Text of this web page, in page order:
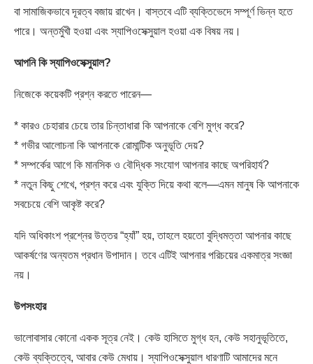
বা সামাজিকভাবে দূরত্ব বজায় রাখেন। বাস্তবে এটি ব্যক্তিভেদে সম্পূর্ণ ভিন্ন হতে
পারে। অন্তর্মুখী হওয়া এবং স্যাপিওসেক্সুয়াল হওয়া এক বিষয় নয়।
আপনি কি স্যাপিওসেক্সুয়াল?
নিজেকে কয়েকটি প্রশ্ন করতে পারেন—
* কারও চেহারার চেয়ে তার চিন্তাধারা কি আপনাকে বেশি মুগ্ধ করে?
* গভীর আলোচনা কি আপনাকে রোমান্টিক অনুভূতি দেয়?
* সম্পর্কের আগে কি মানসিক ও বৌদ্ধিক সংযোগ আপনার কাছে অপরিহার্য?
* নতুন কিছু শেখে, প্রশ্ন করে এবং যুক্তি দিয়ে কথা বলে—এমন মানুষ কি আপনাকে
সবচেয়ে বেশি আকৃষ্ট করে?
যদি অধিকাংশ প্রশ্নের উত্তর “হ্যাঁ” হয়, তাহলে হয়তো বুদ্ধিমত্তা আপনার কাছে
আকর্ষণের অন্যতম প্রধান উপাদান। তবে এটিই আপনার পরিচয়ের একমাত্র সংজ্ঞা
নয়।
উপসংহার
ভালোবাসার কোনো একক সূত্র নেই। কেউ হাসিতে মুগ্ধ হন, কেউ সহানুভূতিতে,
কেউ ব্যক্তিত্বে, আবার কেউ মেধায়। স্যাপিওসেক্সুয়াল ধারণাটি আমাদের মনে